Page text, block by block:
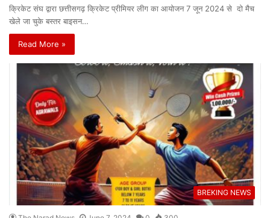
क्रिकेट संघ द्वारा छत्तीसगढ़ क्रिकेट प्रीमियर लीग का आयोजन 7 जून 2024 से दो मैच
खेले जा चुके बस्तर बाइसन…
Read More »
BREKING NEWS